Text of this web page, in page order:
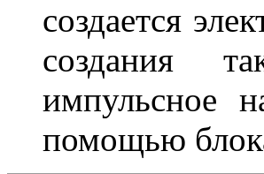
создается
создания
импульсное
помощью